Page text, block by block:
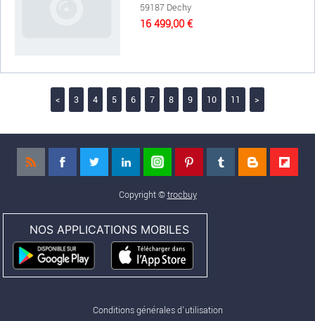
59187 Dechy
16 499,00 €
< 3 4 5 6 7 8 9 10 11 >
Copyright ©trocbuy
NOS APPLICATIONS MOBILES
Conditions générales d'utilisation